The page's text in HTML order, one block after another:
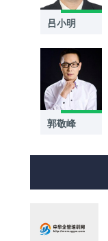
吕小明
郭敬峰